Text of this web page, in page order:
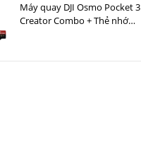
Máy quay DJI Osmo Pocket 3
Creator Combo + Thẻ nhớ